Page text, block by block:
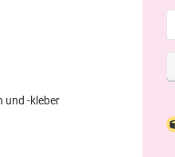
und -kleber